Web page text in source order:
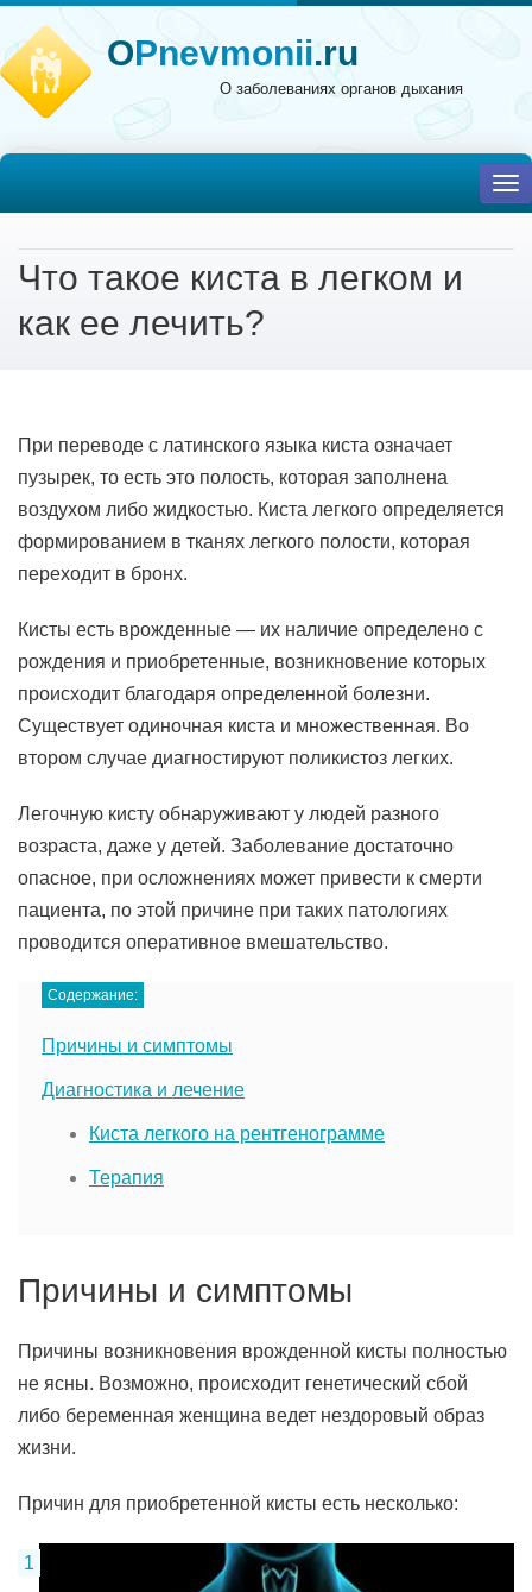
OPnevmonii.ru
О заболеваниях органов дыхания
Что такое киста в легком и
как ее лечить?
При переводе с латинского языка киста означает
пузырек, то есть это полость, которая заполнена
воздухом либо жидкостью. Киста легкого определяется
формированием в тканях легкого полости, которая
переходит в бронх.
Кисты есть врожденные — их наличие определено с
рождения и приобретенные, возникновение которых
происходит благодаря определенной болезни.
Существует одиночная киста и множественная. Во
втором случае диагностируют поликистоз легких.
Легочную кисту обнаруживают у людей разного
возраста, даже у детей. Заболевание достаточно
опасное, при осложнениях может привести к смерти
пациента, по этой причине при таких патологиях
проводится оперативное вмешательство.
Содержание:
Причины и симптомы
Диагностика и лечение
Киста легкого на рентгенограмме
Терапия
Причины и симптомы
Причины возникновения врожденной кисты полностью
не ясны. Возможно, происходит генетический сбой
либо беременная женщина ведет нездоровый образ
жизни.
Причин для приобретенной кисты есть несколько: